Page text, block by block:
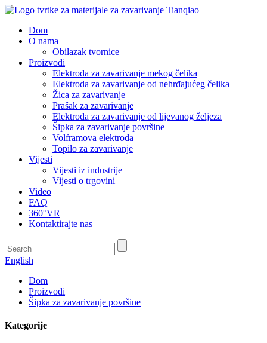
Dom
O nama
Obilazak tvornice
Proizvodi
Elektroda za zavarivanje mekog čelika
Elektroda za zavarivanje od nehrđajućeg čelika
Žica za zavarivanje
Prašak za zavarivanje
Elektroda za zavarivanje od lijevanog željeza
Šipka za zavarivanje površine
Volframova elektroda
Topilo za zavarivanje
Vijesti
Vijesti iz industrije
Vijesti o trgovini
Video
FAQ
360°VR
Kontaktirajte nas
English
Dom
Proizvodi
Šipka za zavarivanje površine
Kategorije